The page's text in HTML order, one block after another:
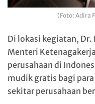
(Foto: Adira
Di lokasi kegiatan, Dr.
Menteri
perusahaan di
mudik gratis bagi
sekitar perusahaan